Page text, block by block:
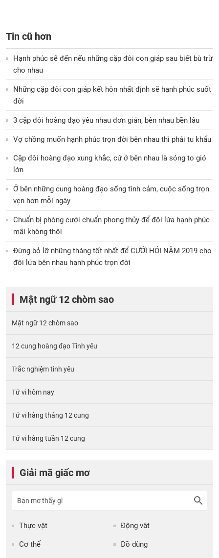
Tin cũ hơn
Hạnh phúc sẽ đến nếu những cặp đôi con giáp sau biết bù trừ
cho nhau
Những cặp đôi con giáp kết hôn nhất định sẽ hạnh phúc suốt
đời
3 cặp đôi hoàng đạo yêu nhau đơn giản, bên nhau bền lâu
Vợ chồng muốn hạnh phúc trọn đời bên nhau thì phải tu khẩu
Cặp đôi hoàng đạo xung khắc, cứ ở bên nhau là sóng to gió
lớn
Ở bên những cung hoàng đạo sống tình cảm, cuộc sống trọn
vẹn hơn mỗi ngày
Chuẩn bị phòng cưới chuẩn phong thủy để đôi lứa hạnh phúc
mãi không thôi
Đừng bỏ lỡ những tháng tốt nhất để CƯỚI HỎI NĂM 2019 cho
đôi lứa bên nhau hạnh phúc trọn đời
Mật ngữ 12 chòm sao
Mật ngữ 12 chòm sao
12 cung hoàng đạo Tình yêu
Trắc nghiệm tình yêu
Tử vi hôm nay
Tử vi hàng tháng 12 cung
Tử vi hàng tuần 12 cung
Giải mã giấc mơ
Thực vật Động vật
Cơ thể Đồ dùng